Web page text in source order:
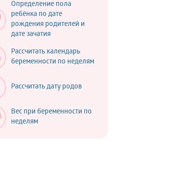
Определение пола
ребёнка по дате
рождения родителей и
дате зачатия
Рассчитать календарь
беременности по неделям
Рассчитать дату родов
Вес при беременности по
неделям